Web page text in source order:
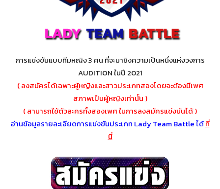
การแข่งขันแบบทีมหญิง 3 คน ที่จะมาชิงความเป็นหนึ่งแห่งวงการ
AUDITION ในปี 2021
( ลงสมัครได้เฉพาะผู้หญิงและสาวประเภทสองโดยจะต้องมีเพศ
สภาพเป็นผู้หญิงเท่านั้น )
( สามารถใช้ตัวละครทั้งสองเพศ ในการลงสมัครแข่งขันได้ )
อ่านข้อมูลรายละเอียดการแข่งขันประเภท Lady Team Battleได้ที่
นี่